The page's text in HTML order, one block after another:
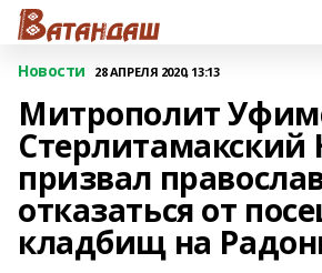
Новости 28 АПРЕЛЯ 2020, 13:13
Митрополит
Стерлитамакский
призвал
отказаться от
кладбищ на